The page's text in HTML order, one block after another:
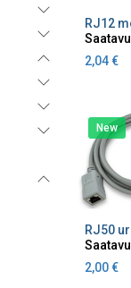
2,04€
New
2,00€